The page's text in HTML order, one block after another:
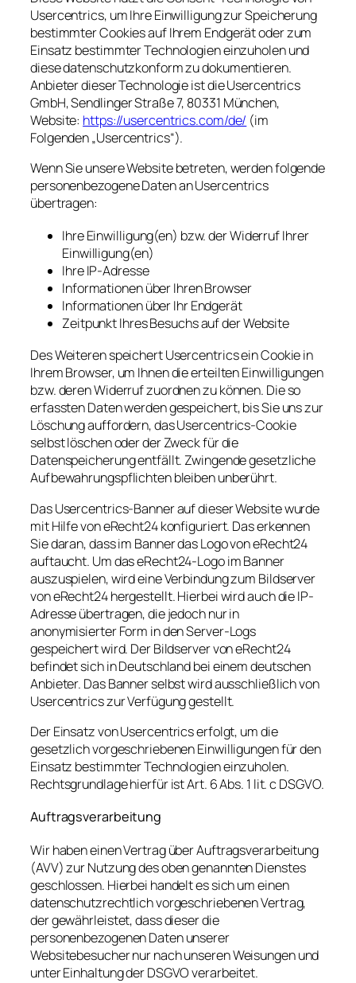
Usercentrics, um Ihre Einwilligung zur Speicherung
bestimmter Cookies auf Ihrem Endgerät oder zum
Einsatz bestimmter Technologien einzuholen und
diese datenschutzkonform zu dokumentieren.
Anbieter dieser Technologie ist die Usercentrics
GmbH, Sendlinger Straße 7, 80331 München,
Website: https://usercentrics.com/de/ (im
Folgenden „Usercentrics“).
Wenn Sie unsere Website betreten, werden folgende
personenbezogene Daten an Usercentrics
übertragen:
Ihre Einwilligung(en) bzw. der Widerruf Ihrer
Einwilligung(en)
Ihre IP-Adresse
Informationen über Ihren Browser
Informationen über Ihr Endgerät
Zeitpunkt Ihres Besuchs auf der Website
Des Weiteren speichert Usercentrics ein Cookie in
Ihrem Browser, um Ihnen die erteilten Einwilligungen
bzw. deren Widerruf zuordnen zu können. Die so
erfassten Daten werden gespeichert, bis Sie uns zur
Löschung auffordern, das Usercentrics-Cookie
selbst löschen oder der Zweck für die
Datenspeicherung entfällt. Zwingende gesetzliche
Aufbewahrungspflichten bleiben unberührt.
Das Usercentrics-Banner auf dieser Website wurde
mit Hilfe von eRecht24 konfiguriert. Das erkennen
Sie daran, dass im Banner das Logo von eRecht24
auftaucht. Um das eRecht24-Logo im Banner
auszuspielen, wird eine Verbindung zum Bildserver
von eRecht24 hergestellt. Hierbei wird auch die IP-
Adresse übertragen, die jedoch nur in
anonymisierter Form in den Server-Logs
gespeichert wird. Der Bildserver von eRecht24
befindet sich in Deutschland bei einem deutschen
Anbieter. Das Banner selbst wird ausschließlich von
Usercentrics zur Verfügung gestellt.
Der Einsatz von Usercentrics erfolgt, um die
gesetzlich vorgeschriebenen Einwilligungen für den
Einsatz bestimmter Technologien einzuholen.
Rechtsgrundlage hierfür ist Art. 6 Abs. 1 lit. c DSGVO.
Auftragsverarbeitung
Wir haben einen Vertrag über Auftragsverarbeitung
(AVV) zur Nutzung des oben genannten Dienstes
geschlossen. Hierbei handelt es sich um einen
datenschutzrechtlich vorgeschriebenen Vertrag,
der gewährleistet, dass dieser die
personenbezogenen Daten unserer
Websitebesucher nur nach unseren Weisungen und
unter Einhaltung der DSGVO verarbeitet.